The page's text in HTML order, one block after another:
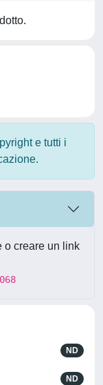
e tutti i
o creare un link
ND
ND